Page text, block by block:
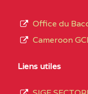
CENTRE
du
Office du
Cameroon
Liens utiles